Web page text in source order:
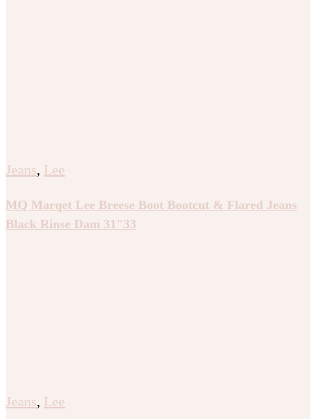
Jeans, Lee
MQ Marqet Lee Breese Boot Bootcut & Flared Jeans
Black Rinse Dam 31″33
Jeans, Lee